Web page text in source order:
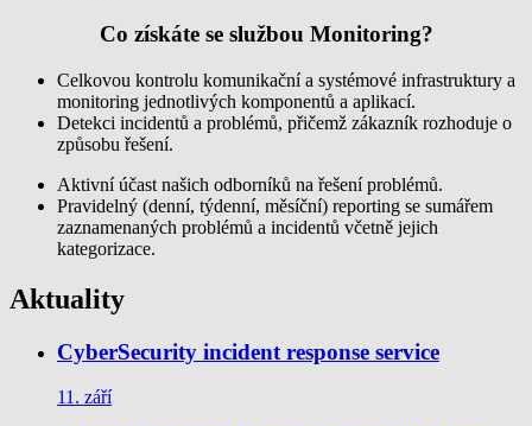
Co získáte se službou Monitoring?
Celkovou kontrolu komunikační a systémové infrastruktury a
monitoring jednotlivých komponentů a aplikací.
Detekci incidentů a problémů, přičemž zákazník rozhoduje o
způsobu řešení.
Aktivní účast našich odborníků na řešení problémů.
Pravidelný (denní, týdenní, měsíční) reporting se sumářem
zaznamenaných problémů a incidentů včetně jejich
kategorizace.
Aktuality
CyberSecurity incident response service
11. září